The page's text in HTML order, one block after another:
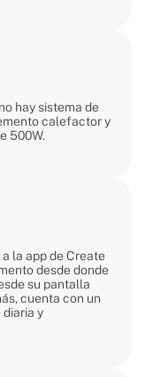
hay sistema de
calefactor y
500W.
la app de Create
desde donde
su pantalla
cuenta con un
y